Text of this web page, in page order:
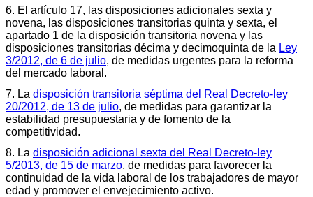
6. El artículo 17, las disposiciones adicionales sexta y
novena, las disposiciones transitorias quinta y sexta, el
apartado 1 de la disposición transitoria novena y las
disposiciones transitorias décima y decimoquinta de la Ley
3/2012, de 6 de julio, de medidas urgentes para la reforma
del mercado laboral.
7. La disposición transitoria séptima del Real Decreto-ley
20/2012, de 13 de julio, de medidas para garantizar la
estabilidad presupuestaria y de fomento de la
competitividad.
8. La disposición adicional sexta del Real Decreto-ley
5/2013, de 15 de marzo, de medidas para favorecer la
continuidad de la vida laboral de los trabajadores de mayor
edad y promover el envejecimiento activo.